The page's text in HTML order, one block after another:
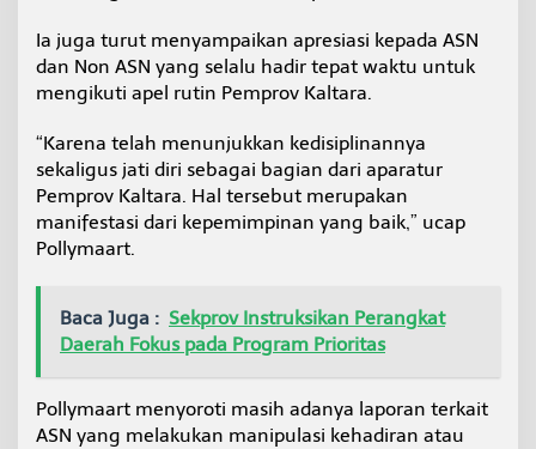
Ia juga turut menyampaikan apresiasi kepada ASN
dan Non ASN yang selalu hadir tepat waktu untuk
mengikuti apel rutin Pemprov Kaltara.
“Karena telah menunjukkan kedisiplinannya
sekaligus jati diri sebagai bagian dari aparatur
Pemprov Kaltara. Hal tersebut merupakan
manifestasi dari kepemimpinan yang baik,” ucap
Pollymaart.
Baca Juga : Sekprov Instruksikan Perangkat
Daerah Fokus pada Program Prioritas
Pollymaart menyoroti masih adanya laporan terkait
ASN yang melakukan manipulasi kehadiran atau